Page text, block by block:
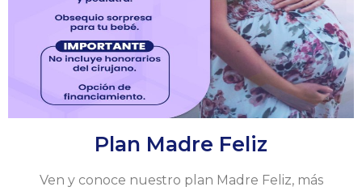
Plan Madre Feliz
Ven y conoce nuestro plan Madre Feliz, más